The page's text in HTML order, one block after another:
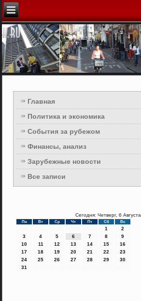
Главная
Политика и экономика
События за рубежом
Финансы, анализ
Зарубежные новости
Все записи
Сегодня: Четверг, 6 Августа
Пн Вт Ср Чт Пт Сб Вс
1
2
3
4 5 6 7 8
9
10
11 12 13 14 15
16
17
18 19 20 21 22
23
24
25 26 27 28 29
30
31